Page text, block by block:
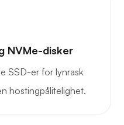
NVMe-disker
SSD-er for lynrask
hostingpålitelighet.